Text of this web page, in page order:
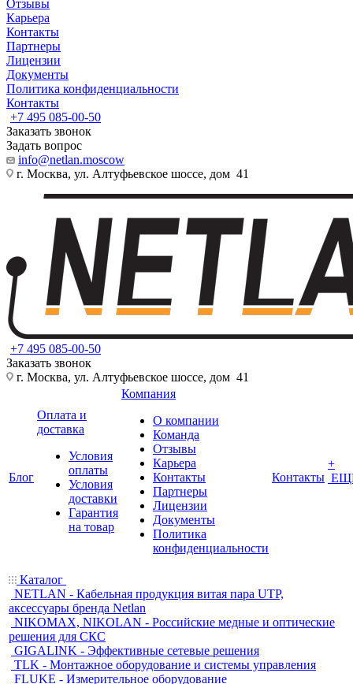
Отзывы
Карьера
Контакты
Партнеры
Лицензии
Документы
Политика конфиденциальности
Контакты
+7 495 085-00-50
Заказать звонок
Задать вопрос
info@netlan.moscow
г. Москва, ул. Алтуфьевское шоссе, дом 41
+7 495 085-00-50
Заказать звонок
г. Москва, ул. Алтуфьевское шоссе, дом 41
Блог
Оплата и
доставка
Условия
оплаты
Условия
доставки
Гарантия
на товар
Компания
О компании
Команда
Отзывы
Карьера
Контакты
Партнеры
Лицензии
Документы
Политика
конфиденциальности
Контакты
+
Каталог
NETLAN - Кабельная продукция витая пара UTP,
аксессуары бренда Netlan
NIKOMAX, NIKOLAN - Российские медные и оптические
решения для СКС
GIGALINK - Эффективные сетевые решения
TLK - Монтажное оборудование и системы управления
FLUKE - Измерительное оборудование